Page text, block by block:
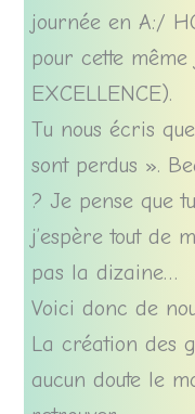
journée en A:/
pour cette
EXCELLENCE).
Tu nous écris
sont perdus ».
? Je pense que
j’espère tout de
pas la dizaine…
Voici donc de
La création des
aucun doute le